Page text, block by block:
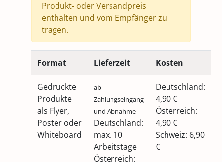
Produkt- oder Versandpreis
enthalten und vom Empfänger zu
tragen.
Format Lieferzeit Kosten
Gedruckte
Produkte
als Flyer,
Poster oder
Whiteboard
ab
Zahlungseingang
und Abnahme
Deutschland:
max. 10
Arbeitstage
Österreich:
Deutschland:
4,90 €
Österreich:
4,90 €
Schweiz: 6,90
€